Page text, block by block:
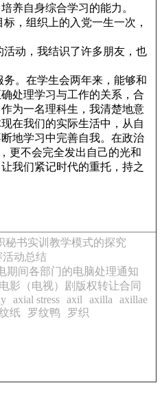
养自身综合学习的能力。
，组织上的入党一生一次，
动，我结识了许多朋友，也
。在学生会两年来，能够和
处理学习与工作的关系，合
为一名理科生，我清楚地意
在我们的实际生活中，从自
地学习中完善自我。在政治
更不会完全发出自己的光和
我们紧记时代的重托，持之
秘书实训教学模式的探究
活动总结
期间各部门的电脑处理通知
电影（电视）剧版权转让合同
axial stress axil axilla
axillae
纸 罗纹鸭
罗织